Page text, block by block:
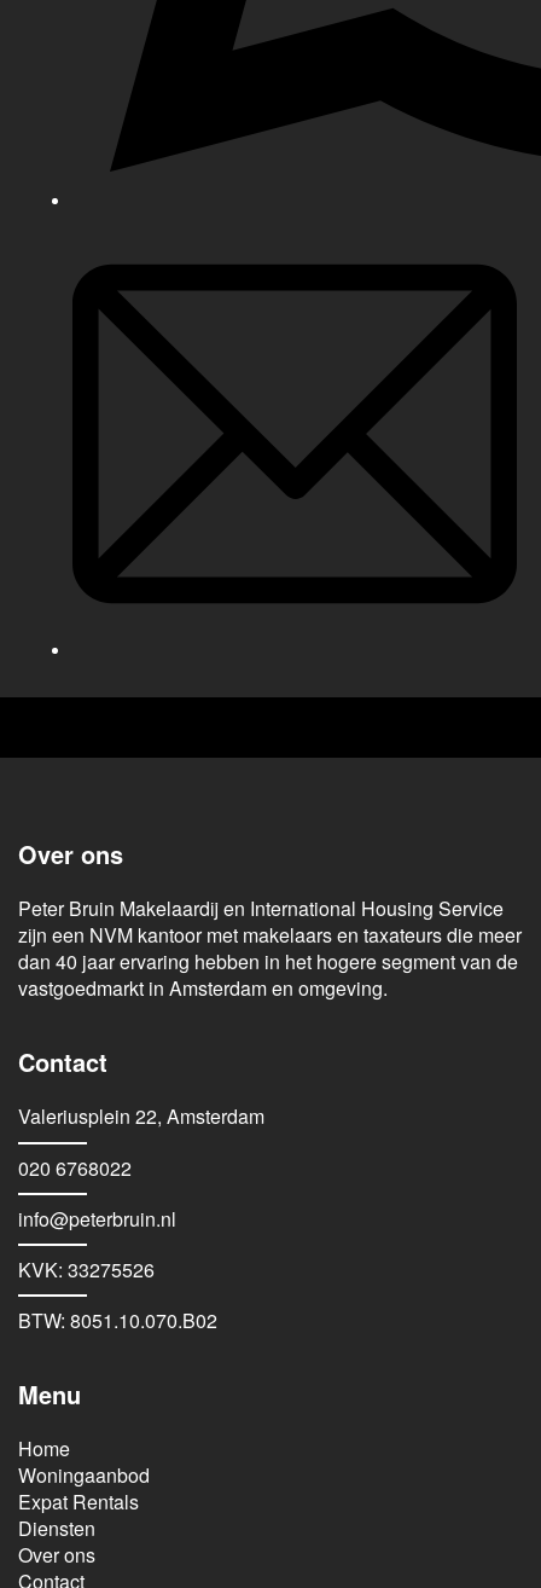
Over ons
Peter Bruin Makelaardij en International Housing Service
zijn een NVM kantoor met makelaars en taxateurs die meer
dan 40 jaar ervaring hebben in het hogere segment van de
vastgoedmarkt in Amsterdam en omgeving.
Contact
Valeriusplein 22, Amsterdam
020 6768022
info@peterbruin.nl
KVK: 33275526
BTW: 8051.10.070.B02
Menu
Home
Woningaanbod
Expat Rentals
Diensten
Over ons
Contact